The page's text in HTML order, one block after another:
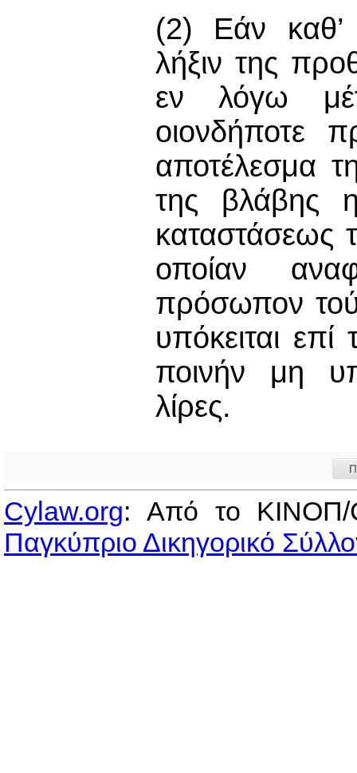
(2) Εάν καθ’
λήξιν της
εν λόγω
οιονδήποτε
αποτέλεσμα
της βλάβης
καταστάσεως
οποίαν
πρόσωπον
υπόκειται επί
ποινήν μη
λίρες.
Cylaw.org: Από το
Παγκύπριο Δικηγορικό